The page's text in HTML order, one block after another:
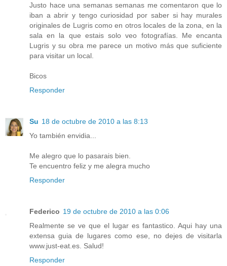
Justo hace una semanas semanas me comentaron que lo
iban a abrir y tengo curiosidad por saber si hay murales
originales de Lugris como en otros locales de la zona, en la
sala en la que estais solo veo fotografías. Me encanta
Lugris y su obra me parece un motivo más que suficiente
para visitar un local.
Bicos
Responder
Su 18 de octubre de 2010 a las 8:13
Yo también envidia...
Me alegro que lo pasarais bien.
Te encuentro feliz y me alegra mucho
Responder
Federico 19 de octubre de 2010 a las 0:06
Realmente se ve que el lugar es fantastico. Aqui hay una
extensa guia de lugares como ese, no dejes de visitarla
www.just-eat.es. Salud!
Responder